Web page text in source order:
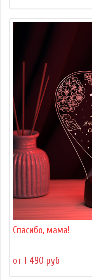
Спасибо, мама!
от 1 490 руб